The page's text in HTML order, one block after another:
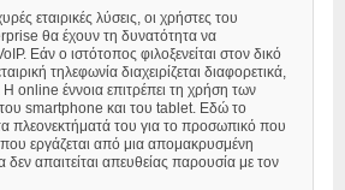
εταιρικές λύσεις, οι χρήστες του
θα έχουν τη δυνατότητα να
Εάν ο ιστότοπος φιλοξενείται στον δικό
τηλεφωνία διαχειρίζεται διαφορετικά,
Η online έννοια επιτρέπει τη χρήση των
smartphone και του tablet. Εδώ το
πλεονεκτήματά του για το προσωπικό που
που εργάζεται από μια απομακρυσμένη
δεν απαιτείται απευθείας παρουσία με τον